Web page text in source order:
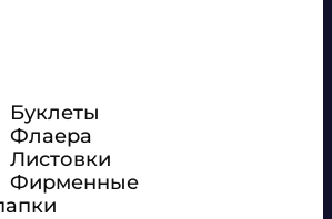
Буклеты
Флаера
Листовки
Фирменные